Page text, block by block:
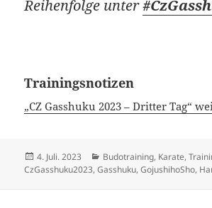
Reihenfolge unter
Trainingsnotizen
„CZ Gasshuku 2023 – Dritter Tag“
Veröffentlicht
am
4. Juli. 2023 Kategorien
Budotraining, Karate,
CzGasshuku2023,Gasshuku,GojushihoSho,